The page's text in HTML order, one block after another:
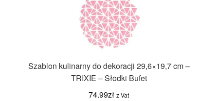
Szablon kulinarny do dekoracji 29,6×19,7 cm –
TRIXIE – Słodki Bufet
74.99zł z Vat